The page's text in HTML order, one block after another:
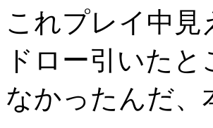
これプレイ中
ドロー引いた
なかったんだ、